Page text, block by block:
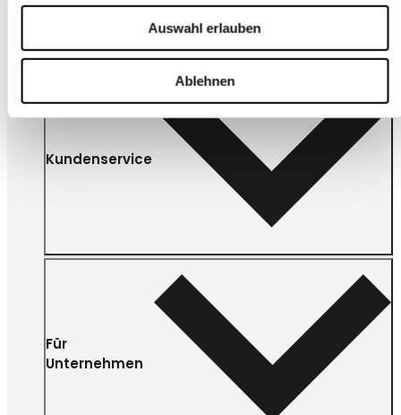
Auswahl erlauben
Ablehnen
Kundenservice
Für
Unternehmen